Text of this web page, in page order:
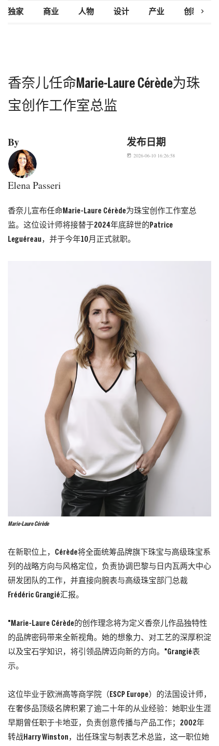
独家 商业 人物 设计 产业 创新研究
chevron_right
香奈儿任命Marie-Laure Cérède为珠
宝创作工作室总监
By
Elena Passeri
发布日期
today 2026-06-10 16:26:58
香奈儿宣布任命Marie-Laure Cérède为珠宝创作工作室总
监。这位设计师将接替于2024年底辞世的Patrice
Leguéreau，并于今年10月正式就职。
Marie-Laure Cérède
在新职位上，Cérède将全面统筹品牌旗下珠宝与高级珠宝系
列的战略方向与风格定位，负责协调巴黎与日内瓦两大中心
研发团队的工作，并直接向腕表与高级珠宝部门总裁
Frédéric Grangié汇报。
"Marie-Laure Cérède的创作理念将为定义香奈儿作品独特性
的品牌密码带来全新视角。她的想象力、对工艺的深厚积淀
以及宝石学知识，将引领品牌迈向新的方向。"Grangié表
示。
这位毕业于欧洲高等商学院（ESCP Europe）的法国设计师，
在奢侈品顶级名牌积累了逾二十年的从业经验：她职业生涯
早期曾任职于卡地亚，负责创意传播与产品工作；2002年
转战Harry Winston，出任珠宝与制表艺术总监，这一职位她